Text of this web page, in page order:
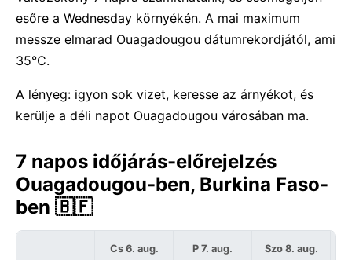
esőre a Wednesday környékén. A mai maximum
messze elmarad Ouagadougou dátumrekordjától, ami
35°C.
A lényeg: igyon sok vizet, keresse az árnyékot, és
kerülje a déli napot Ouagadougou városában ma.
7 napos időjárás-előrejelzés
Ouagadougou-ben, Burkina Faso-
ben 🇧🇫
Cs 6. aug. P 7. aug. Szo 8. aug.